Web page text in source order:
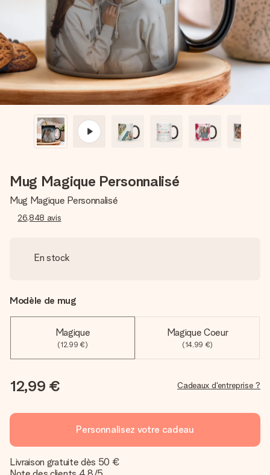
Créez quelque chose d’unique en quelques étapes – avec
son prénom, votre photo ou un message qui touche le cœur.
Sans complications, juste tout l’amour pour le moment idéal.
Mug Magique Personnalisé
Mug Magique Personnalisé
26,848 avis
En stock
Modèle de mug
Magique
(12,99 €)
Magique Coeur
(14,99 €)
12,99 € Cadeaux d'entreprise ?
Personnalisez votre cadeau
Livraison gratuite dès 50 €